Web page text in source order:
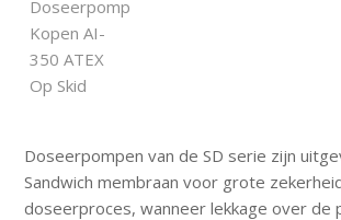
Doseerpompen van de SD serie zijn
Sandwich membraan voor grote
doseerproces, wanneer lekkage over de